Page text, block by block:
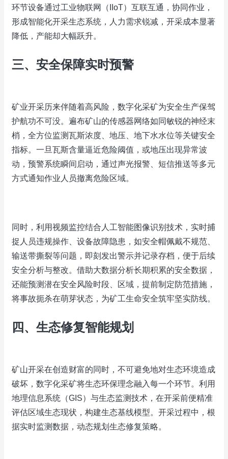
环节设备通过工业物联网（IIoT）互联互通，协同作业，
形成智能化开采生态系统，人力需求锐减，开采成本显著
降低，产能却大幅跃升。
三、安全保障实时预警
矿业开采历来伴随着高风险，数字化采矿为安全生产保驾
护航功不可没。遍布矿山的传感器网络如同敏锐的神经末
梢，全方位监测瓦斯浓度、地压、地下水水位等关键安全
指标。一旦瓦斯含量逼近危险阈值，或地压出现异常波
动，预警系统瞬间启动，通过声光报警、短信推送等多元
方式通知作业人员撤离危险区域。
同时，利用视频监控结合人工智能图像识别技术，实时捕
捉人员违规操作、设备故障隐患，如安全帽佩戴不规范、
输送带撕裂等问题，即刻发出警示并记录存档，便于后续
安全分析与整改。借助大数据分析长期积累的安全数据，
还能预测潜在安全风险时段、区域，提前制定防范措施，
将事故扼杀在萌芽状态，为矿工生命安全筑牢坚实防线。
四、生态修复智能规划
矿山开采在创造财富的同时，不可避免地对生态环境造成
破坏，数字化采矿将生态环保理念融入每一个环节。利用
地理信息系统（GIS）与生态监测技术，在开采前便精准
评估区域生态现状，构建生态基线模型。开采过程中，根
据实时监测数据，动态规划生态修复策略。